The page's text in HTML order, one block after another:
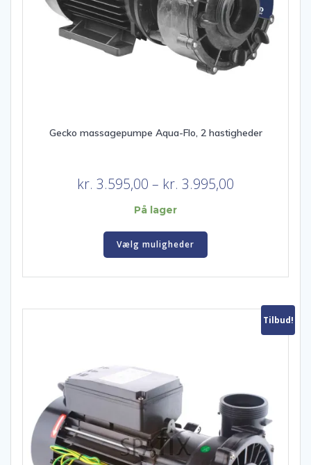
Gecko massagepumpe Aqua-Flo, 2 hastigheder
kr. 3.595,00 – kr. 3.995,00
På lager
Vælg muligheder
Dette
har
flere
Mulighederne
Tilbud!